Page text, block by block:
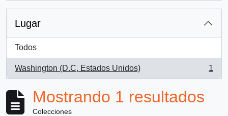
Lugar
Todos
Washington (D.C, Estados Unidos)
, 1 resultados
1
Mostrando 1 resultados
Colecciones